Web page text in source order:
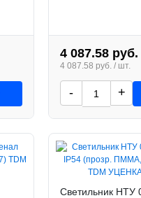
4 087.58 руб.
4 087.58 руб. / шт.
- +
Светильник НТУ